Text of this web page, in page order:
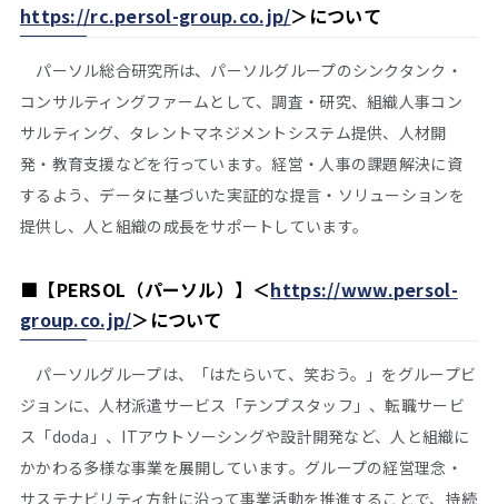
https://rc.persol-group.co.jp/＞ について
パーソル総合研究所は、パーソルグループのシンクタンク・
コンサルティングファームとして、調査・研究、組織人事コン
サルティング、タレントマネジメントシステム提供、人材開
発・教育支援などを行っています。経営・人事の課題解決に資
するよう、データに基づいた実証的な提言・ソリューションを
提供し、人と組織の成長をサポートしています。
■ 【PERSOL（パーソル）】＜https://www.persol-
group.co.jp/＞について
パーソルグループは、「はたらいて、笑おう。」をグループビ
ジョンに、人材派遣サービス「テンプスタッフ」、転職サービ
ス「doda」、ITアウトソーシングや設計開発など、人と組織に
かかわる多様な事業を展開しています。グループの経営理念・
サステナビリティ方針に沿って事業活動を推進することで、持続